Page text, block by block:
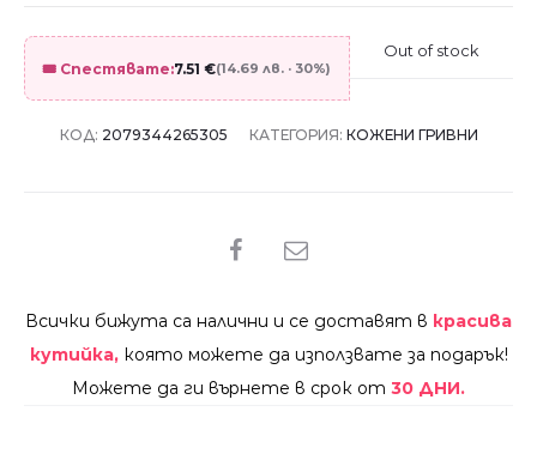
🎟️ Спестявате:7.51€(14.69 лв. · 30%)
Out of stock
КОД: 2079344265305 КАТЕГОРИЯ: КОЖЕНИ ГРИВНИ
SHARE
Всички бижута са налични и се доставят в красива
кутийка, която можете да използвате за подарък!
Можете да ги върнете в срок от 30 ДНИ.